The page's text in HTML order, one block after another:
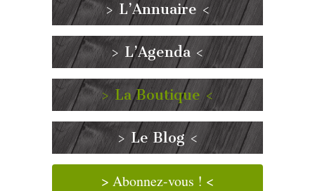
> L’Annuaire <
> L’Agenda <
> La Boutique <
> Le Blog <
> Abonnez-vous ! <